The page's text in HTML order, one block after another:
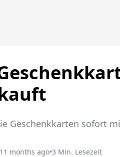
Geschenkkarten sofort
11 months ago•3 Min. Lesezeit